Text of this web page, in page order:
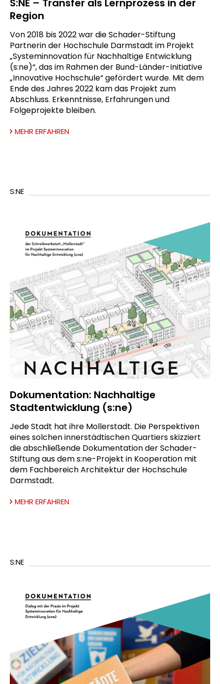
S:NE – Transfer als Lernprozess in der
Region
Von 2018 bis 2022 war die Schader-Stiftung
Partnerin der Hochschule Darmstadt im Projekt
„Systeminnovation für Nachhaltige Entwicklung
(s:ne)“, das im Rahmen der Bund-Länder-Initiative
„Innovative Hochschule“ gefördert wurde. Mit dem
Ende des Jahres 2022 kam das Projekt zum
Abschluss. Erkenntnisse, Erfahrungen und
Folgeprojekte bleiben.
MEHR ERFAHREN
S:NE
Dokumentation: Nachhaltige
Stadtentwicklung (s:ne)
Jede Stadt hat ihre Mollerstadt. Die Perspektiven
eines solchen innerstädtischen Quartiers skizziert
die abschließende Dokumentation der Schader-
Stiftung aus dem s:ne-Projekt in Kooperation mit
dem Fachbereich Architektur der Hochschule
Darmstadt.
MEHR ERFAHREN
S:NE